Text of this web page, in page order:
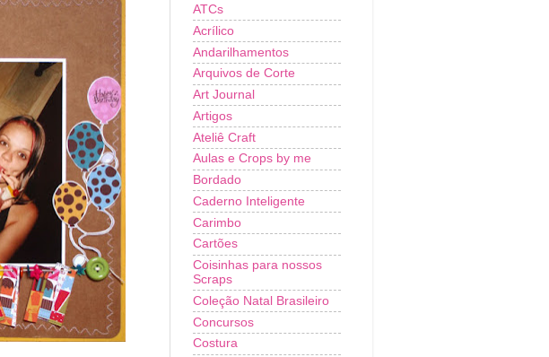
ATCs
Acrílico
Andarilhamentos
Arquivos de Corte
Art Journal
Artigos
Ateliê Craft
Aulas e Crops by me
Bordado
Caderno Inteligente
Carimbo
Cartões
Coisinhas para nossos
Scraps
Coleção Natal Brasileiro
Concursos
Costura